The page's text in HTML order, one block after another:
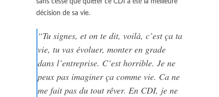
décision de sa vie.
“Tu signes, et on te dit, voilà, c’est ça ta
vie, tu vas évoluer, monter en grade
dans l’entreprise. C’est horrible. Je ne
peux pas imaginer ça comme vie. Ca ne
me fait pas du tout rêver. En CDI, je ne